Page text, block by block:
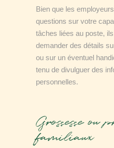
Bien que les
questions sur votre
tâches liées au poste,
demander des détails
ou sur un éventuel
tenu de divulguer des
personnelles.
Grossesse ou
familiaux